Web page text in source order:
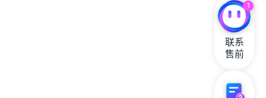
1
联系
售前